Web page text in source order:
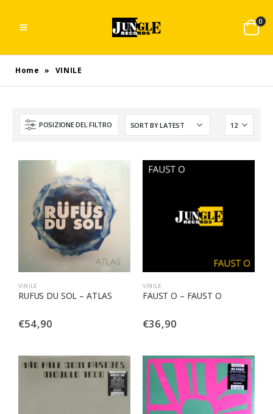
0
Home » VINILE
POSIZIONE DEL FILTRO
VINILE
RUFUS DU SOL – ATLAS
€54,90
VINILE
FAUST O – FAUST O
€36,90